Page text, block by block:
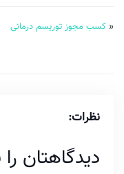
« کسب مجوز توریسم درمانی
نظرات:
دیدگاهتان